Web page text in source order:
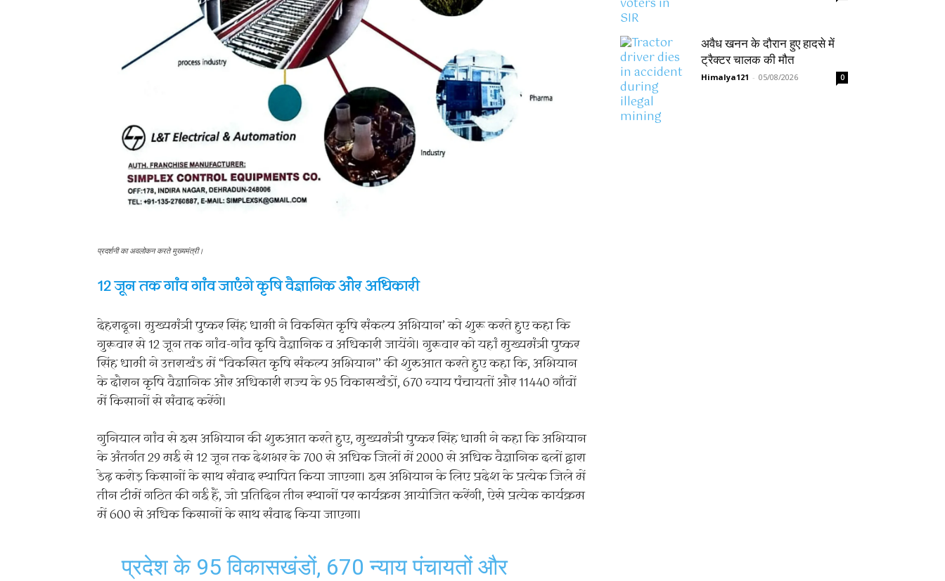
प्रदर्शनी का अवलोकन करते मुख्यमंत्री।
12 जून तक गांव गांव जाएंगे कृषि वैज्ञानिक और अधिकारी
देहरादून। मुख्यमंत्री पुष्कर सिंह धामी ने विकसित कृषि संकल्प अभियान’ को शुरू करते हुए कहा कि
गुरूवार से 12 जून तक गांव-गांव कृषि वैज्ञानिक व अधिकारी जायेंगे। गुरूवार को यहां मुख्यमंत्री पुष्कर
सिंह धामी ने उत्तराखंड में “विकसित कृषि संकल्प अभियान’’ की शुरुआत करते हुए कहा कि, अभियान
के दौरान कृषि वैज्ञानिक और अधिकारी राज्य के 95 विकासखंडों, 670 न्याय पंचायतों और 11440 गाँवों
में किसानों से संवाद करेंगे।
गुनियाल गांव से इस अभियान की शुरुआत करते हुए, मुख्यमंत्री पुष्कर सिंह धामी ने कहा कि अभियान
के अंतर्गत 29 मई से 12 जून तक देशभर के 700 से अधिक जिलों में 2000 से अधिक वैज्ञानिक दलों द्वारा
डेढ़ करोड़ किसानों के साथ संवाद स्थापित किया जाएगा। इस अभियान के लिए प्रदेश के प्रत्येक जिले में
तीन टीमें गठित की गई हैं, जो प्रतिदिन तीन स्थानों पर कार्यक्रम आयोजित करेंगी, ऐसे प्रत्येक कार्यक्रम
में 600 से अधिक किसानों के साथ संवाद किया जाएगा।
प्रदेश के 95 विकासखंडों, 670 न्याय पंचायतों और
अवैध खनन के दौरान हुए हादसे में
ट्रैक्टर चालक की मौत
Himalya121 - 05/08/2026 0